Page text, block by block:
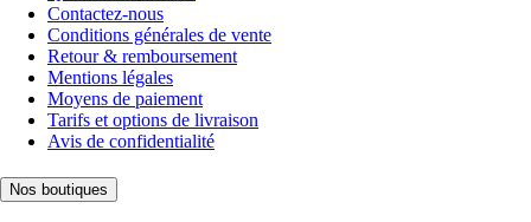
Contactez-nous
Conditions générales de vente
Retour & remboursement
Mentions légales
Moyens de paiement
Tarifs et options de livraison
Avis de confidentialité
Nos boutiques